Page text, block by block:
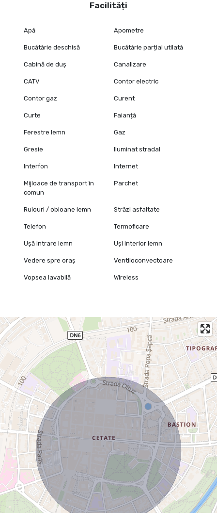
Facilități
Apă Apometre
Bucătărie deschisă Bucătărie parțial utilată
Cabină de duș Canalizare
CATV Contor electric
Contor gaz Curent
Curte Faianță
Ferestre lemn Gaz
Gresie Iluminat stradal
Interfon Internet
Mijloace de transport în
comun
Parchet
Rulouri / obloane lemn Străzi asfaltate
Telefon Termoficare
Ușă intrare lemn Uși interior lemn
Vedere spre oraș Ventiloconvectoare
Vopsea lavabilă Wireless